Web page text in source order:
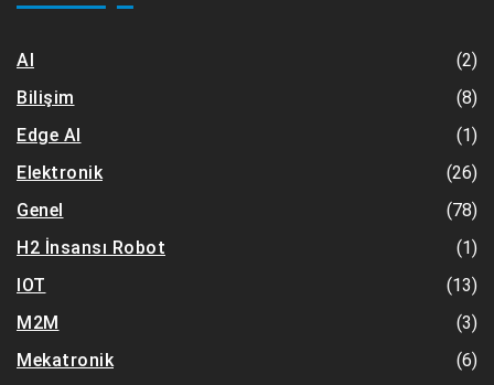
AI
(2)
Bilişim
(8)
Edge AI
(1)
Elektronik
(26)
Genel
(78)
H2 İnsansı Robot
(1)
IOT
(13)
M2M
(3)
Mekatronik
(6)